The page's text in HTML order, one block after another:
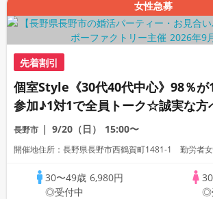
女性急募
先着割引
個室Style《30代40代中心》98％が
参加♪1対1で全員トーク☆誠実な方
活パーティー
長野市 9/20（日） 15:00〜
開催地住所：長野県長野市西鶴賀町1481-1 勤労者
30〜49歳 6,980円
◎受付中
◎